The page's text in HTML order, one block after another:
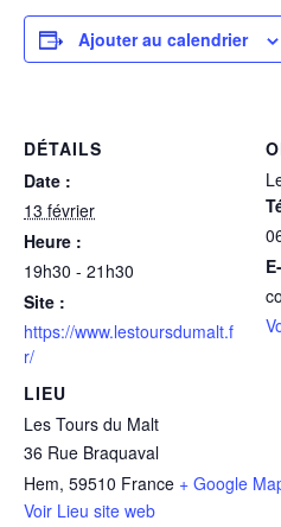
Ajouter au calendrier
DÉTAILS
Date :
13 février
Heure :
19h30 - 21h30
Site :
https://www.lestoursdumalt.f
r/
LIEU
Les Tours du Malt
36 Rue Braquaval
Hem, 59510 France + Google
Voir Lieu site web